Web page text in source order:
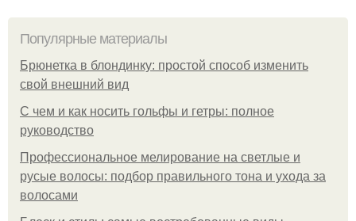
Популярные материалы
Брюнетка в блондинку: простой способ изменить
свой внешний вид
С чем и как носить гольфы и гетры: полное
руководство
Профессиональное мелирование на светлые и
русые волосы: подбор правильного тона и ухода за
волосами